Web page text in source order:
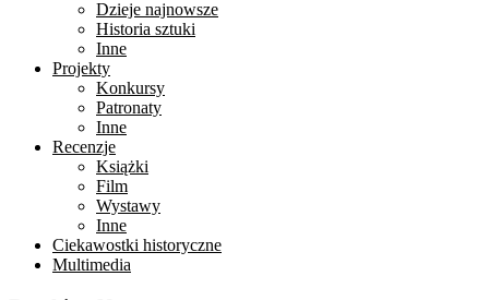
Dzieje najnowsze
Historia sztuki
Inne
Projekty
Konkursy
Patronaty
Inne
Recenzje
Książki
Film
Wystawy
Inne
Ciekawostki historyczne
Multimedia